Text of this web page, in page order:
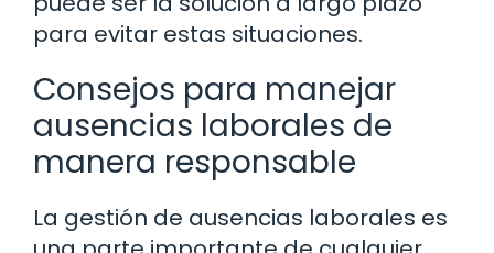
para evitar estas situaciones.
Consejos para manejar
ausencias laborales de
manera responsable
La gestión de ausencias laborales es